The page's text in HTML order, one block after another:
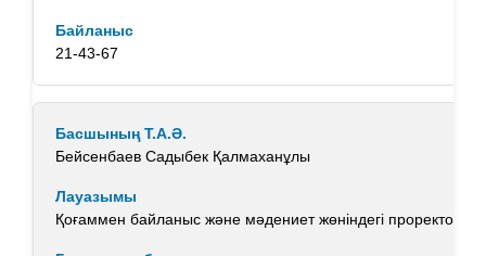
21-43-67
Бейсенбаев Садыбек Қалмаханұлы
Қоғаммен байланыс және мәдениет жөніндегі проректор